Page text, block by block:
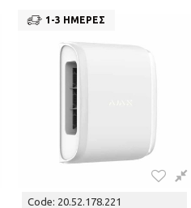
1-3 ΗΜΈΡΕΣ
Code: 20.52.178.221